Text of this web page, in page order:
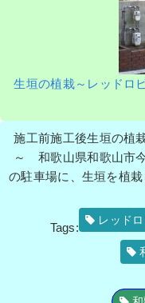
生垣の植栽～レッドロ
施工前施工後生垣の植
～ 和歌山県和歌山市
の駐車場に、生垣を植
Tags:
レッド